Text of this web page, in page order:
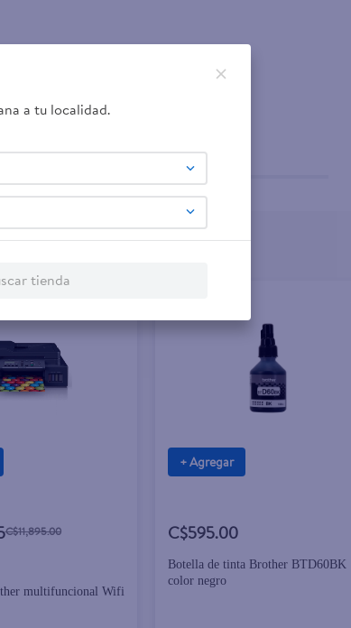
C$11,895.00
multifuncional Wifi
+ Agregar
C$595.00
Botella de tinta Brother BTD60BK
color negro
a tu localidad.
tienda